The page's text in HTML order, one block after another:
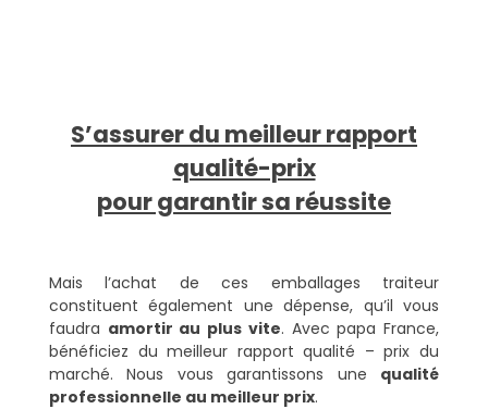
S’assurer du meilleur rapport
qualité-prix
pour garantir sa réussite
Mais l’achat de ces emballages traiteur
constituent également une dépense, qu’il vous
faudra amortir au plus vite. Avec papa France,
bénéficiez du meilleur rapport qualité – prix du
marché. Nous vous garantissons une qualité
professionnelle au meilleur prix.